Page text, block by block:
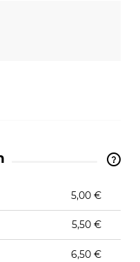
5,00 €
5,50 €
6,50 €